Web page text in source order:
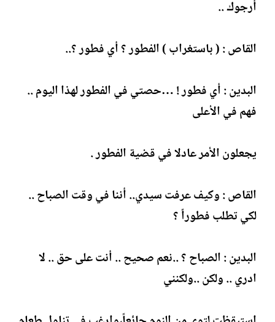
أرجوك ..
القاص : ( باستغراب ) الفطور ؟ أي فطور ؟..
البدين : أي فطور ! …حصتي في الفطور لهذا اليوم ..
فهم في الأعلى
يجعلون الأمر عادلا في قضية الفطور .
القاص : وكيف عرفت سيدي.. أننا في وقت الصباح ..
لكي تطلب فطوراً ؟
البدين : الصباح ؟ ..نعم صحيح .. أنت على حق .. لا
ادري .. ولكن ..ولكنني